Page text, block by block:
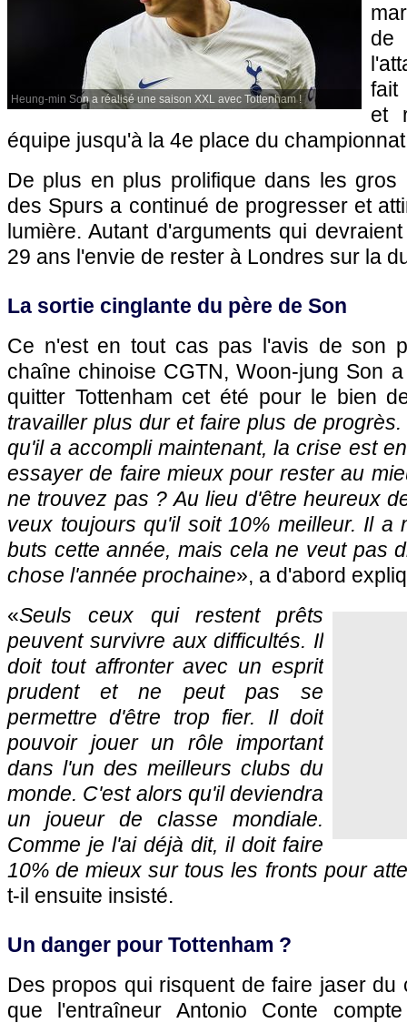
Heung-min Son a réalisé une saison XXL avec Tottenham !
de
fait
et
équipe jusqu'à la 4e place du
De plus en plus prolifique dans les gros
des Spurs a continué de progresser et
lumière. Autant d'arguments qui
29 ans l'envie de rester à Londres sur la
La sortie cinglante du père de Son
Ce n'est en tout cas pas l'avis de son
chaîne chinoise CGTN, Woon-jung Son
quitter Tottenham cet été pour le bien
travailler plus dur et faire plus de
qu'il a accompli maintenant, la crise est
essayer de faire mieux pour rester au
ne trouvez pas ? Au lieu d'être heureux
veux toujours qu'il soit 10% meilleur. Il a
buts cette année, mais cela ne veut pas
chose l'année prochaine», a d'abord
«Seuls ceux qui restent prêts
peuvent survivre aux difficultés. Il
doit tout affronter avec un esprit
prudent et ne peut pas se
permettre d'être trop fier. Il doit
pouvoir jouer un rôle important
dans l'un des meilleurs clubs du
monde. C'est alors qu'il deviendra
un joueur de classe mondiale.
Comme je l'ai déjà dit, il doit faire
10% de mieux sur tous les fronts pour
t-il ensuite insisté.
Un danger pour Tottenham ?
Des propos qui risquent de faire jaser du
que l'entraîneur Antonio Conte